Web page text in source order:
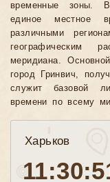
временные зоны. В
единое местное
различными
географическим
меридиана.
город Гринвич,
служит базовой
времени по всему
Харьков